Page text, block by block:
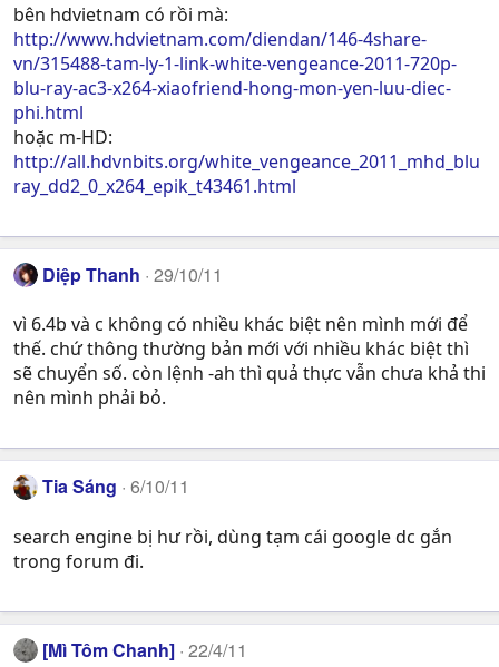
i
o
n
s
:
bên hdvietnam có rồi mà:
http://www.hdvietnam.com/diendan/146-4share-
vn/315488-tam-ly-1-link-white-vengeance-2011-720p-
blu-ray-ac3-x264-xiaofriend-hong-mon-yen-luu-diec-
phi.html
hoặc m-HD:
http://all.hdvnbits.org/white_vengeance_2011_mhd_blu
ray_dd2_0_x264_epik_t43461.html
Diệp Thanh 29/10/11
vì 6.4b và c không có nhiều khác biệt nên mình mới để
thế. chứ thông thường bản mới với nhiều khác biệt thì
sẽ chuyển số. còn lệnh -ah thì quả thực vẫn chưa khả thi
nên mình phải bỏ.
Tia Sáng 6/10/11
search engine bị hư rồi, dùng tạm cái google dc gắn
trong forum đi.
[Mì Tôm Chanh] 22/4/11